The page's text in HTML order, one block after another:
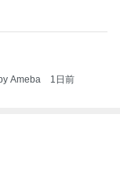
Ameba 1日前